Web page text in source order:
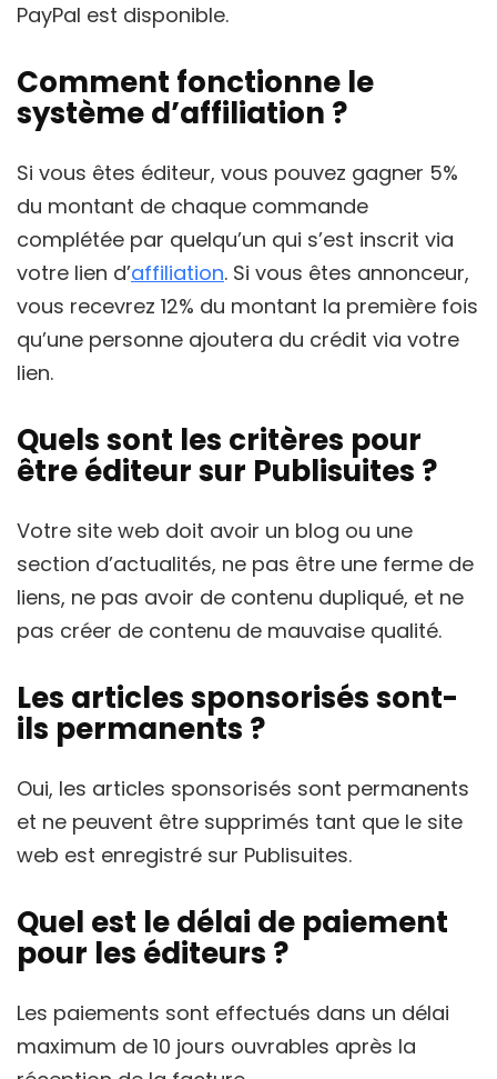
PayPal est disponible.
Comment fonctionne le
système d’affiliation ?
Si vous êtes éditeur, vous pouvez gagner 5%
du montant de chaque commande
complétée par quelqu’un qui s’est inscrit via
votre lien d’affiliation. Si vous êtes annonceur,
vous recevrez 12% du montant la première fois
qu’une personne ajoutera du crédit via votre
lien.
Quels sont les critères pour
être éditeur sur Publisuites ?
Votre site web doit avoir un blog ou une
section d’actualités, ne pas être une ferme de
liens, ne pas avoir de contenu dupliqué, et ne
pas créer de contenu de mauvaise qualité.
Les articles sponsorisés sont-
ils permanents ?
Oui, les articles sponsorisés sont permanents
et ne peuvent être supprimés tant que le site
web est enregistré sur Publisuites.
Quel est le délai de paiement
pour les éditeurs ?
Les paiements sont effectués dans un délai
maximum de 10 jours ouvrables après la